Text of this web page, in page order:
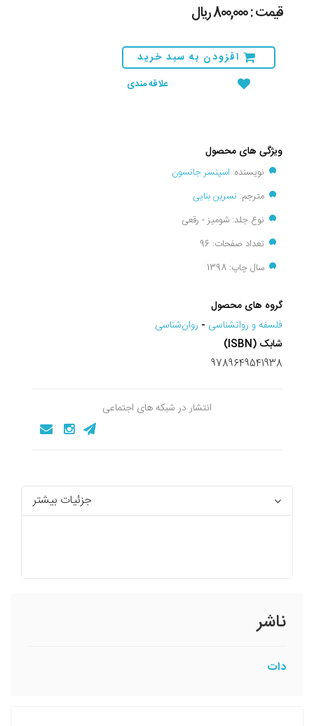
قیمت : 800,000 ريال
افزودن به سبد خرید
علاقه مندی
ویژگی های محصول
نویسنده: اسپنسر جانسون
مترجم: نسرین بنایی
نوع جلد: شومیز - رقعی
تعداد صفحات: 96
سال چاپ: 1398
گروه های محصول
فلسفه و روانشناسی - روان‌شناسی
شابک (ISBN)
9789649541938
انتشار در شبکه های اجتماعی
جزئیات بیشتر
ناشر
دات